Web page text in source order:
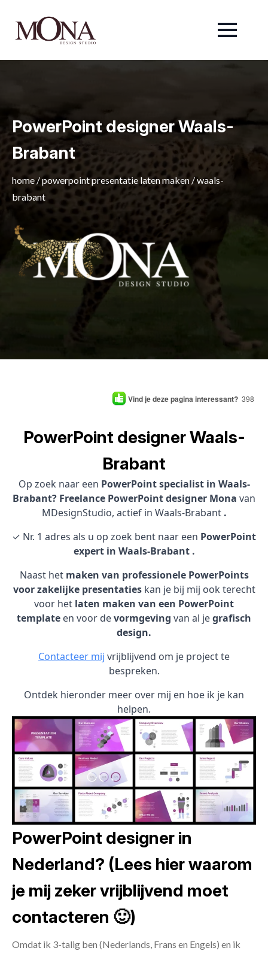
PowerPoint designer Waals-
Brabant
home/powerpoint presentatie laten maken /waals-
brabant
Vind je deze pagina interessant? 398
PowerPoint designer Waals-
Brabant
Op zoek naar een PowerPoint specialist in Waals-
Brabant? Freelance PowerPoint designer Mona van
MDesignStudio, actief in Waals-Brabant .
✓ Nr. 1 adres als u op zoek bent naar een PowerPoint
expert in Waals-Brabant .
Naast het maken van professionele PowerPoints
voor zakelijke presentatieskan je bij mij ook terecht
voor het laten maken van een PowerPoint
template en voor devormgeving van al jegrafisch
design.
Contacteer mij vrijblijvend om je project te
bespreken.
Ontdek hieronder meer over mij en hoe ik je kan
helpen.
PowerPoint designer in
Nederland? (Lees hier waarom
je mij zeker vrijblijvend moet
contacteren 🙂)
Omdat ik 3-talig ben (Nederlands, Frans en Engels) en ik